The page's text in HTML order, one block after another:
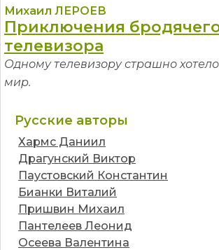
Михаил ЛЕРОЕВ
Приключения
телевизора
Одному телевизору страшно
мир.
Русские авторы
Хармс Даниил
Драгунский Виктор
Паустовский Константин
Бианки Виталий
Пришвин Михаил
Пантелеев Леонид
Осеева Валентина